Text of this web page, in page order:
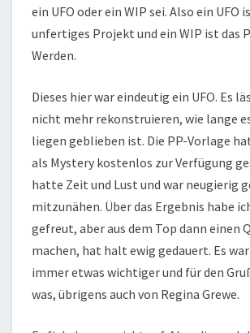
ein UFO oder ein WIP sei. Also ein UFO
unfertiges Projekt und ein WIP ist das
Werden.
Dieses hier war eindeutig ein UFO. Es
nicht mehr rekonstruieren, wie lange
liegen geblieben ist. Die PP-Vorlage
als Mystery kostenlos zur Verfügung
hatte Zeit und Lust und war neugierig
mitzunähen. Über das Ergebnis habe
gefreut, aber aus dem Top dann einen
machen, hat halt ewig gedauert. Es
immer etwas wichtiger und für den
was, übrigens auch von Regina Grewe.